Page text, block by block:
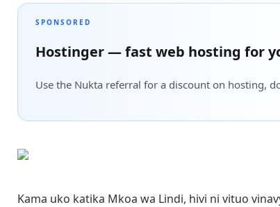
SPONSORED
Hostinger — fast web hosting for
Use the Nukta referral for a discount on hosting,
Kama uko katika Mkoa wa Lindi, hivi ni vituo